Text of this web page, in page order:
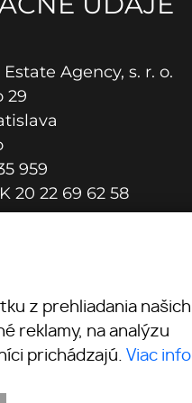
Agency, s. r. o.
29
959
20 22 69 62 58
z prehliadania našich
reklamy, na analýzu
prichádzajú. Viac info